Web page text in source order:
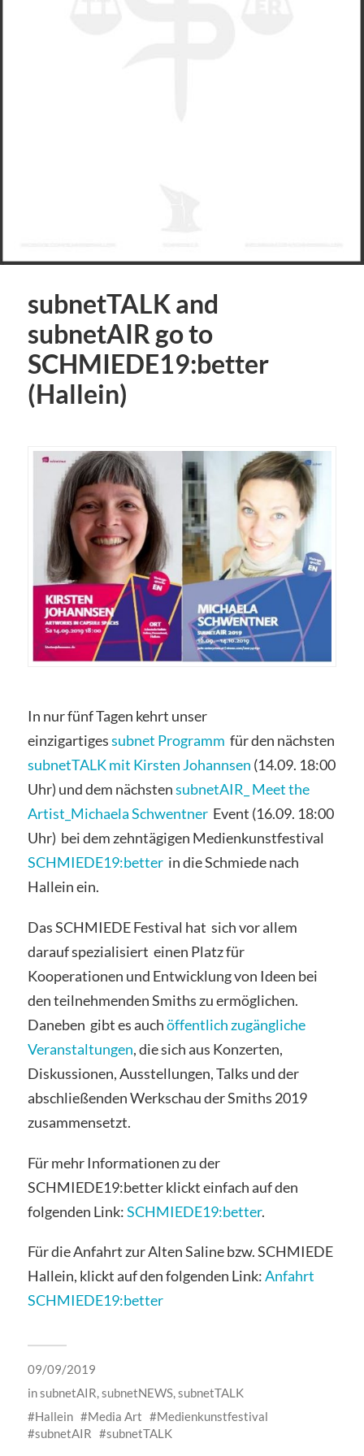
subnetTALK and
subnetAIR go to
SCHMIEDE19:better
(Hallein)
In nur fünf Tagen kehrt unser
einzigartigessubnet Programm für den nächsten
subnetTALK mit Kirsten Johannsen (14.09. 18:00
Uhr) und dem nächstensubnetAIR_ Meet the
Artist_Michaela SchwentnerEvent (16.09. 18:00
Uhr) bei dem zehntägigen Medienkunstfestival
SCHMIEDE19:betterin die Schmiede nach
Hallein ein.
Das SCHMIEDE Festival hat sich vor allem
darauf spezialisiert einen Platz für
Kooperationen und Entwicklung von Ideen bei
den teilnehmenden Smiths zu ermöglichen.
Daneben gibt es auchöffentlich zugängliche
Veranstaltungen, die sich aus Konzerten,
Diskussionen, Ausstellungen, Talks und der
abschließenden Werkschau der Smiths 2019
zusammensetzt.
Für mehr Informationen zu der
SCHMIEDE19:better klickt einfach auf den
folgenden Link:SCHMIEDE19:better.
Für die Anfahrt zur Alten Saline bzw. SCHMIEDE
Hallein, klickt auf den folgenden Link:Anfahrt
SCHMIEDE19:better
09/09/2019
insubnetAIR,subnetNEWS,subnetTALK
Hallein
Media Art
Medienkunstfestival
subnetAIR
subnetTALK